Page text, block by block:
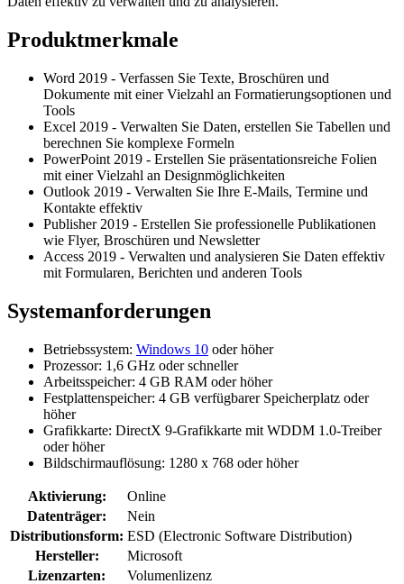
Produktmerkmale
Word 2019 - Verfassen Sie Texte, Broschüren und
Dokumente mit einer Vielzahl an Formatierungsoptionen und
Tools
Excel 2019 - Verwalten Sie Daten, erstellen Sie Tabellen und
berechnen Sie komplexe Formeln
PowerPoint 2019 - Erstellen Sie präsentationsreiche Folien
mit einer Vielzahl an Designmöglichkeiten
Outlook 2019 - Verwalten Sie Ihre E-Mails, Termine und
Kontakte effektiv
Publisher 2019 - Erstellen Sie professionelle Publikationen
wie Flyer, Broschüren und Newsletter
Access 2019 - Verwalten und analysieren Sie Daten effektiv
mit Formularen, Berichten und anderen Tools
Systemanforderungen
Betriebssystem: Windows 10 oder höher
Prozessor: 1,6 GHz oder schneller
Arbeitsspeicher: 4 GB RAM oder höher
Festplattenspeicher: 4 GB verfügbarer Speicherplatz oder
höher
Grafikkarte: DirectX 9-Grafikkarte mit WDDM 1.0-Treiber
oder höher
Bildschirmauflösung: 1280 x 768 oder höher
Aktivierung:
Online
Datenträger:
Nein
Distributionsform: ESD (Electronic Software Distribution)
Hersteller:
Microsoft
Lizenzarten:
Volumenlizenz